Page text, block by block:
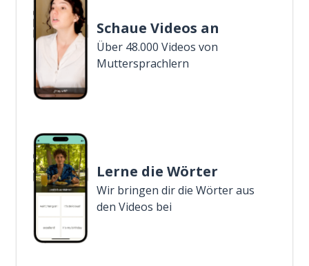
Schaue Videos an
Über 48.000 Videos von
Muttersprachlern
Lerne die Wörter
Wir bringen dir die Wörter aus
den Videos bei